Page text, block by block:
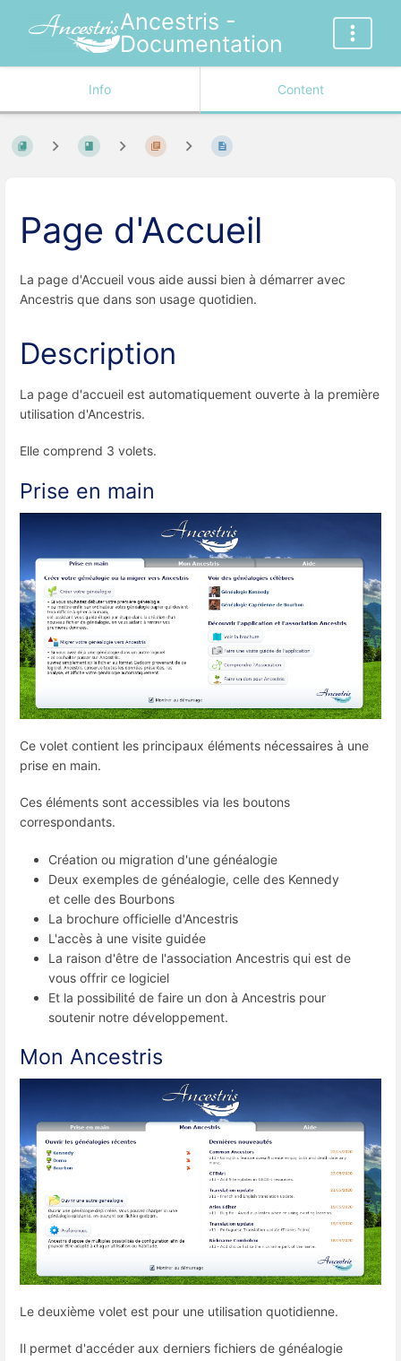
Ancestris -
Documentation
Info Content
Page d'Accueil
La page d'Accueil vous aide aussi bien à démarrer avec
Ancestris que dans son usage quotidien.
Description
La page d'accueil est automatiquement ouverte à la première
utilisation d'Ancestris.
Elle comprend 3 volets.
Prise en main
Ce volet contient les principaux éléments nécessaires à une
prise en main.
Ces éléments sont accessibles via les boutons
correspondants.
Création ou migration d'une généalogie
Deux exemples de généalogie, celle des Kennedy
et celle des Bourbons
La brochure officielle d'Ancestris
L'accès à une visite guidée
La raison d'être de l'association Ancestris qui est de
vous offrir ce logiciel
Et la possibilité de faire un don à Ancestris pour
soutenir notre développement.
Mon Ancestris
Le deuxième volet est pour une utilisation quotidienne.
Il permet d'accéder aux derniers fichiers de généalogie